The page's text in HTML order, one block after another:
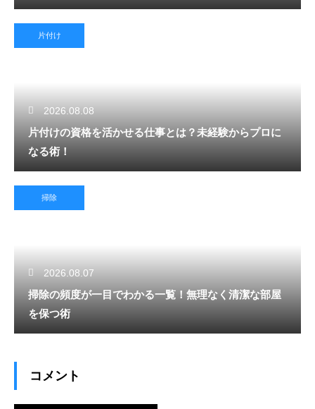
片付け
2026.08.08
片付けの資格を活かせる仕事とは？未経験からプロに
なる術！
掃除
2026.08.07
掃除の頻度が一目でわかる一覧！無理なく清潔な部屋
を保つ術
コメント